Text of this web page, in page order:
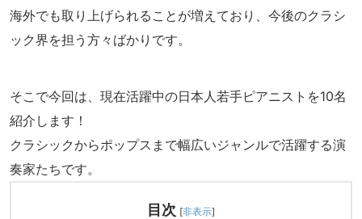
海外でも取り上げられることが増えており、今後のクラシ
ック界を担う方々ばかりです。
そこで今回は、現在活躍中の日本人若手ピアニストを10名
紹介します！
クラシックからポップスまで幅広いジャンルで活躍する演
奏家たちです。
目次 [非表示]